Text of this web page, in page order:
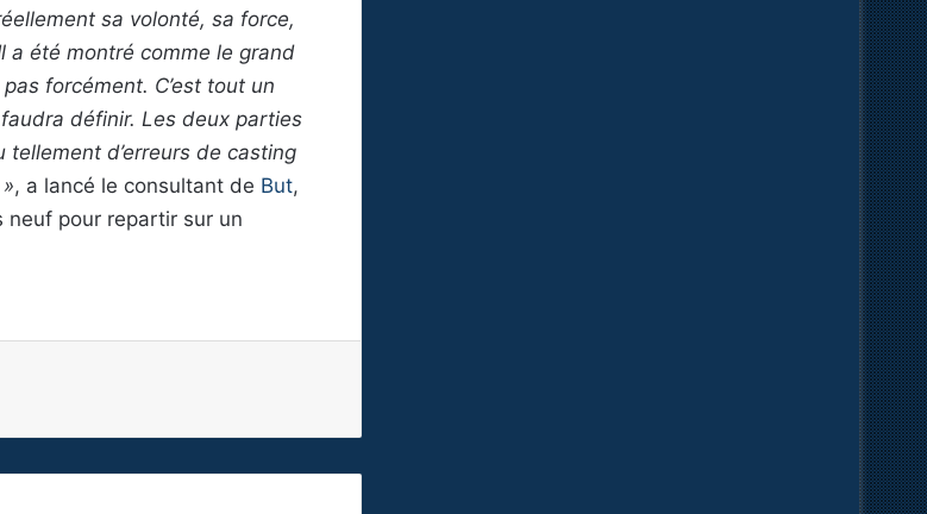
sa volonté, sa force,
a été montré comme le grand
forcément. C’est tout un
définir. Les deux parties
d’erreurs de casting
, a lancé le consultant de But,
neuf pour repartir sur un